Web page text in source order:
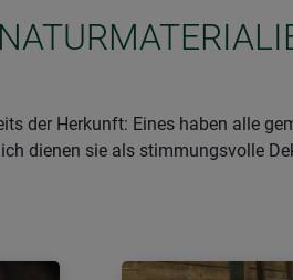
der Herkunft: Eines haben alle
dienen sie als stimmungsvolle